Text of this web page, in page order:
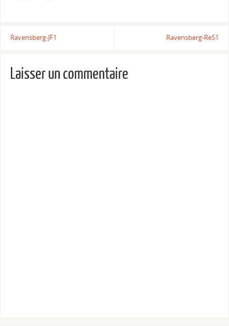
Ravensberg-JF1 Ravensberg-ReS1
Laisser un commentaire